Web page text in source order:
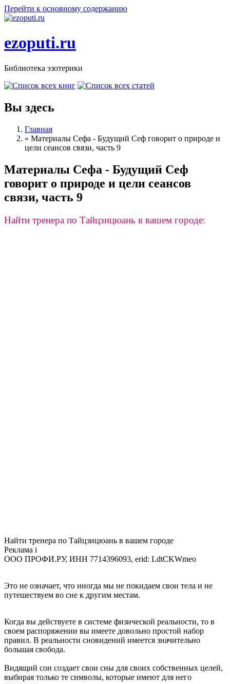
Перейти к основному содержанию
ezoputi.ru
Библиотека эзотерики
Вы здесь
Главная
» Материалы Сефа - Будущий Сеф говорит о природе и
цели сеансов связи, часть 9
Материалы Сефа - Будущий Сеф
говорит о природе и цели сеансов
связи, часть 9
Найти тренера по Тайцзицюань в вашем городе:
Найти тренера по Тайцзицюань в вашем городе
Реклама i
ООО ПРОФИ.РУ, ИНН 7714396093, erid: LdtCKWmeo
Это не означает, что иногда мы не покидаем свои тела и не
путешествуем во сне к другим местам.
Когда вы действуете в системе физической реальности, то в
своем распоряжении вы имеете довольно простой набор
правил. В реальности сновидений имеется значительно
большая свобода.
Видящий сон создает свои сны для своих собственных целей,
выбирая только те символы, которые имеют для него